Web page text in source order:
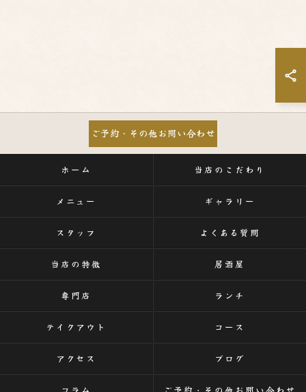
ご予約・その他お問い合わせ
ホーム 当店のこだわり
メニュー ギャラリー
スタッフ よくある質問
当店の特徴 居酒屋
専門店 ランチ
テイクアウト コース
アクセス ブログ